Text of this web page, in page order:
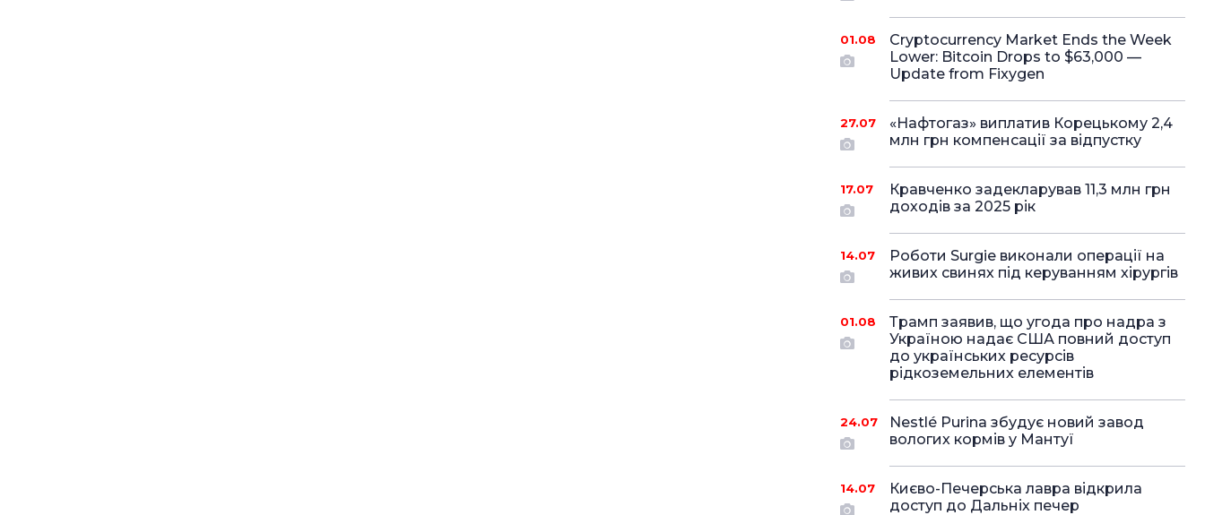
01.08
Cryptocurrency Market Ends the Week
Lower: Bitcoin Drops to $63,000 —
Update from Fixygen
27.07
«Нафтогаз» виплатив Корецькому 2,4
млн грн компенсації за відпустку
17.07
Кравченко задекларував 11,3 млн грн
доходів за 2025 рік
14.07
Роботи Surgie виконали операції на
живих свинях під керуванням хірургів
01.08
Трамп заявив, що угода про надра з
Україною надає США повний доступ
до українських ресурсів
рідкоземельних елементів
24.07
Nestlé Purina збудує новий завод
вологих кормів у Мантуї
14.07
Києво-Печерська лавра відкрила
доступ до Дальніх печер